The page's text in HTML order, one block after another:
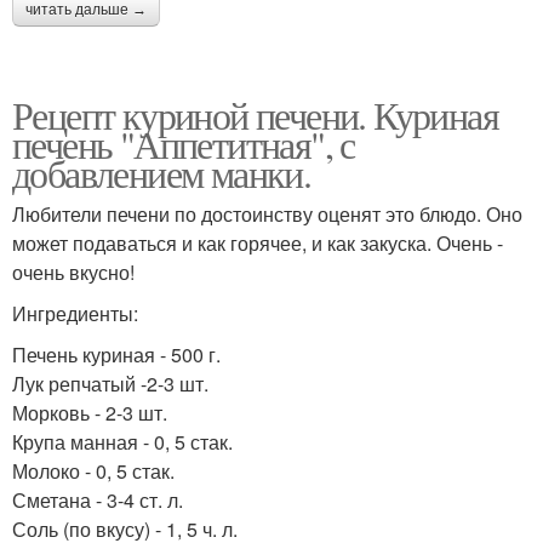
читать дальше →
Рецепт куриной печени. Куриная
печень "Аппетитная", с
добавлением манки.
Любители печени по достоинству оценят это блюдо. Оно
может подаваться и как горячее, и как закуска. Очень -
очень вкусно!
Ингредиенты:
Печень куриная - 500 г.
Лук репчатый -2-3 шт.
Морковь - 2-3 шт.
Крупа манная - 0, 5 стак.
Молоко - 0, 5 стак.
Сметана - 3-4 ст. л.
Соль (по вкусу) - 1, 5 ч. л.